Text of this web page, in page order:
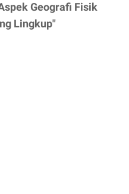
Geografi Fisik
Lingkup"